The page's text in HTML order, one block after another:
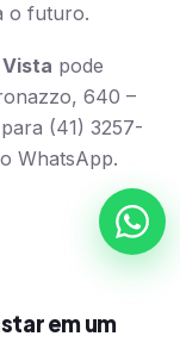
o futuro.
pode
640 –
(41) 3257-
WhatsApp.
em um